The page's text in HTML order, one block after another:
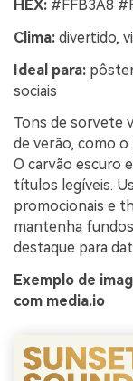
HEX: #FFB3A8
Clima: divertido,
Ideal para:
sociais
Tons de sorvete
de verão, como
O carvão escuro
títulos legíveis.
promocionais e
mantenha
destaque para
Exemplo de
com media.io